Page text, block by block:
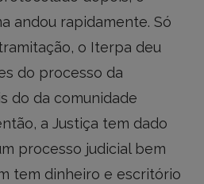
andou rapidamente. Só
o Iterpa deu
do processo da
do da comunidade
a Justiça tem dado
processo judicial bem
tem dinheiro e escritório